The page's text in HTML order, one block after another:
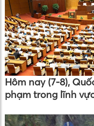
Hôm nay (7-8),
phạm trong lĩnh